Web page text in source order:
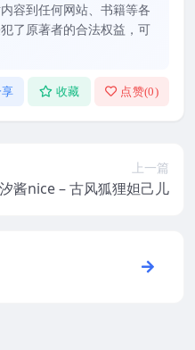
容到任何网站、书籍等各
了原著者的合法权益，可
收藏 点赞(0)
上一篇
酱nice – 古风狐狸妲己儿